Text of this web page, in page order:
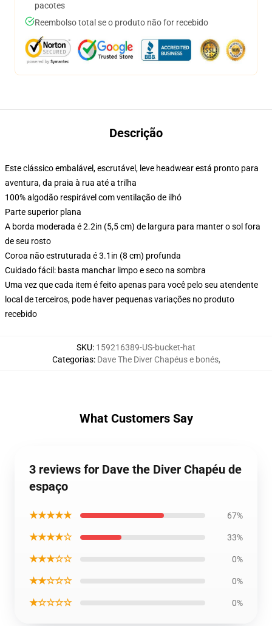
pacotes
Reembolso total se o produto não for recebido
Descrição
Este clássico embalável, escrutável, leve headwear está pronto para
aventura, da praia à rua até a trilha
100% algodão respirável com ventilação de ilhó
Parte superior plana
A borda moderada é 2.2in (5,5 cm) de largura para manter o sol fora
de seu rosto
Coroa não estruturada é 3.1in (8 cm) profunda
Cuidado fácil: basta manchar limpo e seco na sombra
Uma vez que cada item é feito apenas para você pelo seu atendente
local de terceiros, pode haver pequenas variações no produto
recebido
SKU: 159216389-US-bucket-hat
Categorias: Dave The Diver Chapéus e bonés,
What Customers Say
3 reviews for Dave the Diver Chapéu de
espaço
★★★★★ 67%
★★★★☆ 33%
★★★☆☆ 0%
★★☆☆☆ 0%
★☆☆☆☆ 0%